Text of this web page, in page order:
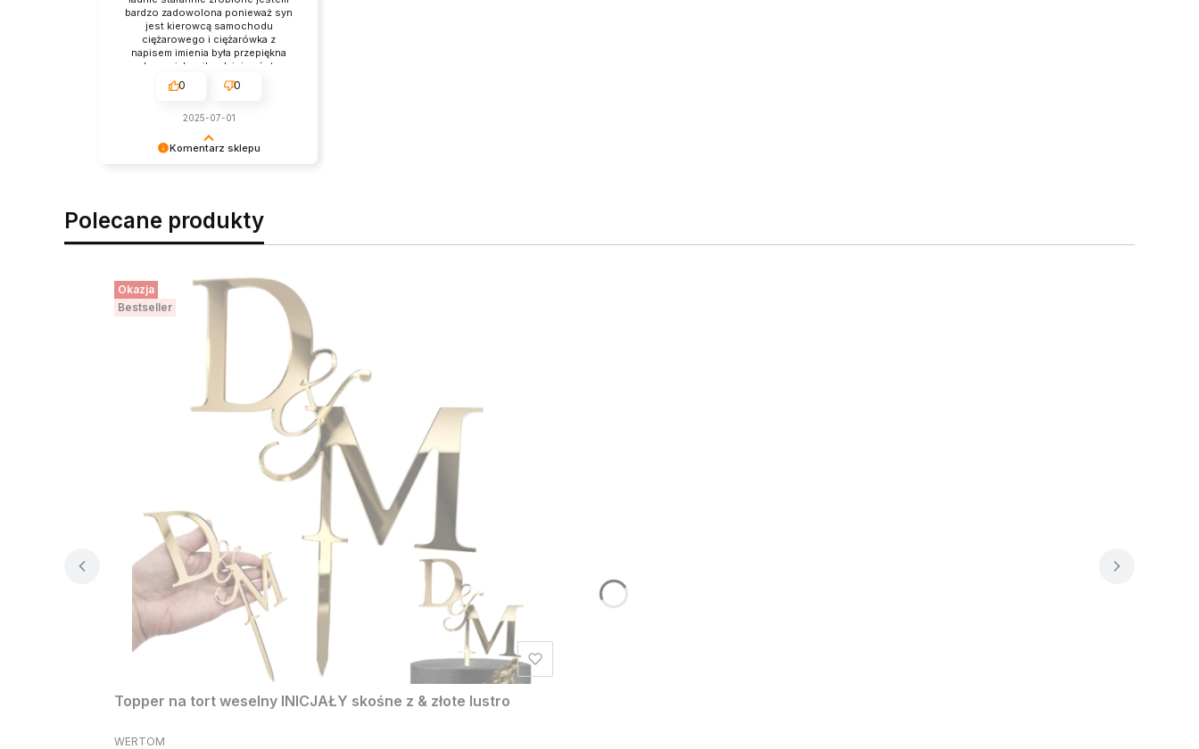
Komentarz sklepu
Twoja recenzja potwierdza nasze
wysiłki - dziękujemy raz jeszcze i
bardzo zadowolona ponieważ syn
jest kierowcą samochodu
ciężarowego i ciężarówka z
napisem imienia była przepiękna
polecam jak najbardziej państwa
firmy szybko ekspresowa robota i
wysyłka pozdrawiam Anna Chrystyn
0 0
2025-07-01
Polecane produkty
Okazja
Bestseller
Topper na tort weselny INICJAŁY skośne z & złote lustro
PRODUCENT
WERTOM